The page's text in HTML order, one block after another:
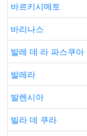
바르키시메토
바리나스
발레 데 라 파스쿠아
발레라
발렌시아
빌라 데 쿠라